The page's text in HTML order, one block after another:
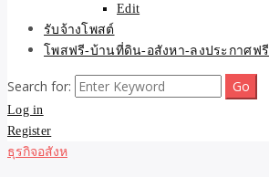
Edit
รับจ้างโพสต์
โพสฟรี-บ้านที่ดิน-อสังหา-ลงประกาศฟรี
Search for:
Log in
Register
ธุรกิจอสังห